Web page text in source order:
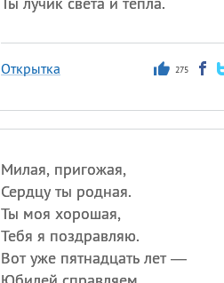
Открытка 275
Милая, пригожая,
Сердцу ты родная.
Ты моя хорошая,
Тебя я поздравляю.
Вот уже пятнадцать лет —